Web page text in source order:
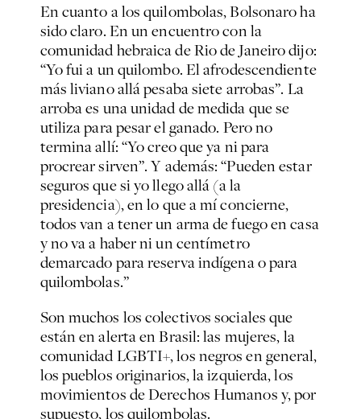
En cuanto a los quilombolas, Bolsonaro ha
sido claro. En un encuentro con la
comunidad hebraica de Rio de Janeiro dijo:
“Yo fui a un quilombo. El afrodescendiente
más liviano allá pesaba siete arrobas”. La
arroba es una unidad de medida que se
utiliza para pesar el ganado. Pero no
termina allí: “Yo creo que ya ni para
procrear sirven”. Y además: “Pueden estar
seguros que si yo llego allá (a la
presidencia), en lo que a mí concierne,
todos van a tener un arma de fuego en casa
y no va a haber ni un centímetro
demarcado para reserva indígena o para
quilombolas.”
Son muchos los colectivos sociales que
están en alerta en Brasil: las mujeres, la
comunidad LGBTI+, los negros en general,
los pueblos originarios, la izquierda, los
movimientos de Derechos Humanos y, por
supuesto, los quilombolas.